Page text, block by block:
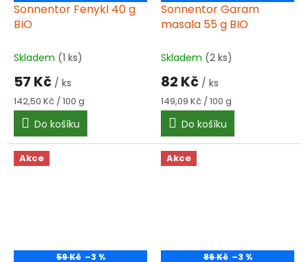
Sonnentor Fenykl 40 g
BIO
Skladem (1 ks)
57 Kč / ks
Měrná
cena:
142,50 Kč / 100 g
Do košíku
Sonnentor Garam
masala 55 g BIO
Skladem (2 ks)
82 Kč / ks
Měrná
cena:
149,09 Kč / 100 g
Do košíku
Akce
59 Kč –3 %
Akce
86 Kč –3 %